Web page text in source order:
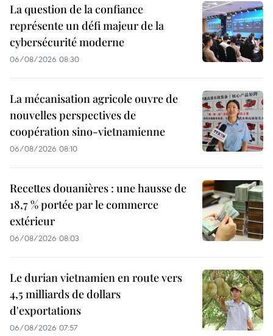
La question de la confiance
représente un défi majeur de la
cybersécurité moderne
06/08/2026 08:30
La mécanisation agricole ouvre de
nouvelles perspectives de
coopération sino-vietnamienne
06/08/2026 08:10
Recettes douanières : une hausse de
18,7 % portée par le commerce
extérieur
06/08/2026 08:03
Le durian vietnamien en route vers
4,5 milliards de dollars
d'exportations
06/08/2026 07:57